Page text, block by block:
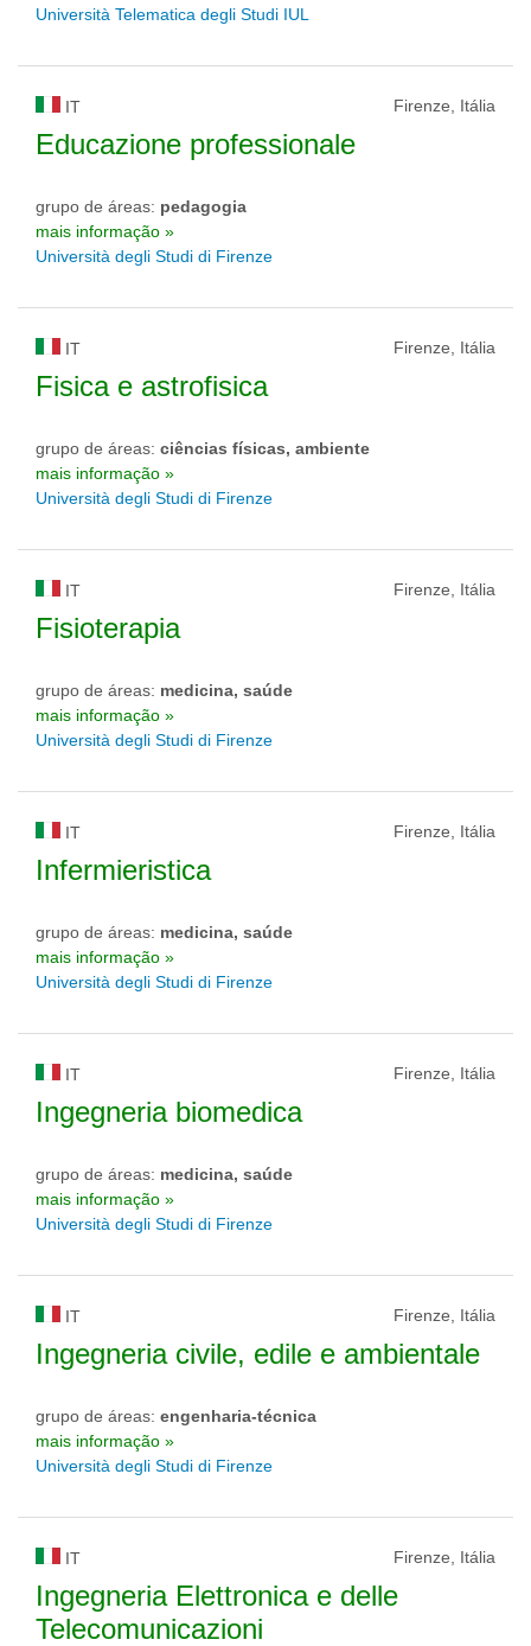
Università Telematica degli Studi IUL
IT Firenze, Itália
Educazione professionale
grupo de áreas: pedagogia
mais informação »
Università degli Studi di Firenze
IT Firenze, Itália
Fisica e astrofisica
grupo de áreas: ciências físicas, ambiente
mais informação »
Università degli Studi di Firenze
IT Firenze, Itália
Fisioterapia
grupo de áreas: medicina, saúde
mais informação »
Università degli Studi di Firenze
IT Firenze, Itália
Infermieristica
grupo de áreas: medicina, saúde
mais informação »
Università degli Studi di Firenze
IT Firenze, Itália
Ingegneria biomedica
grupo de áreas: medicina, saúde
mais informação »
Università degli Studi di Firenze
IT Firenze, Itália
Ingegneria civile, edile e ambientale
grupo de áreas: engenharia-técnica
mais informação »
Università degli Studi di Firenze
IT Firenze, Itália
Ingegneria Elettronica e delle
Telecomunicazioni